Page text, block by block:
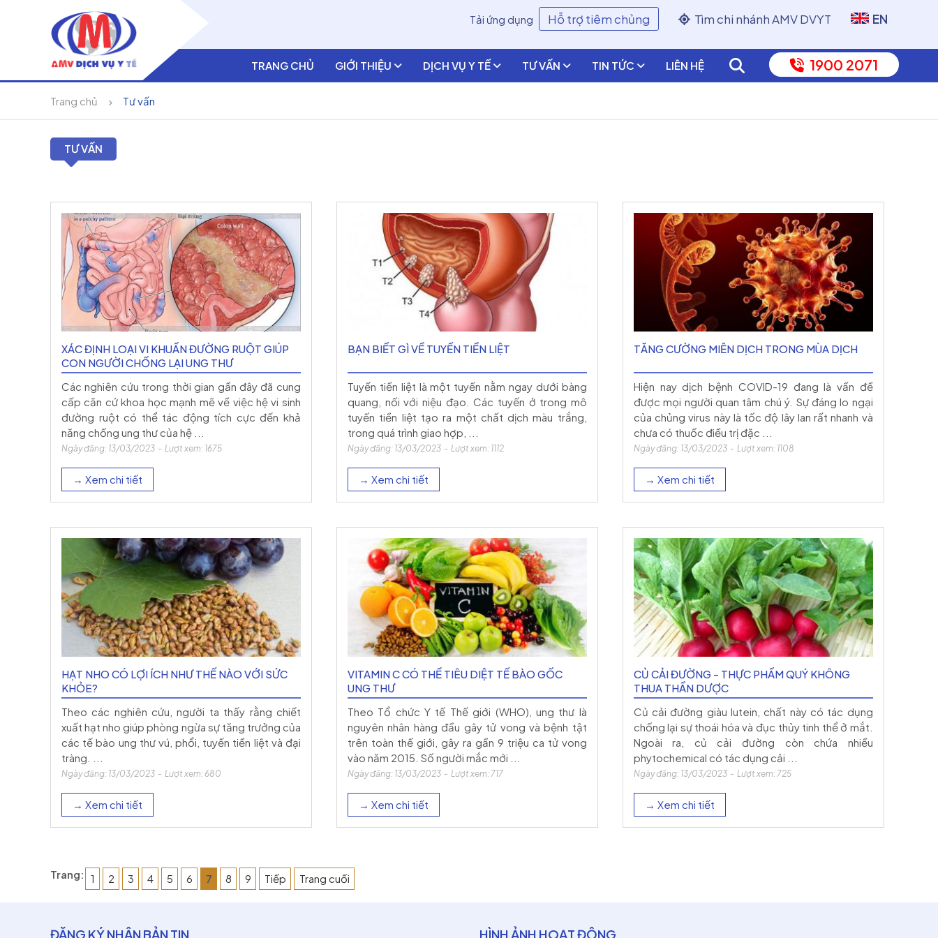
Tải ứng dụng Hỗ trợ tiêm chủng Tìm chi nhánh AMV DVYT EN
TRANG CHỦ GIỚI THIỆU DỊCH VỤ Y TẾ TƯ VẤN TIN TỨC LIÊN HỆ 1900 2071
Trang chủ Tư vấn
TƯ VẤN
XÁC ĐỊNH LOẠI VI KHUẨN ĐƯỜNG RUỘT GIÚP
CON NGƯỜI CHỐNG LẠI UNG THƯ
Các nghiên cứu trong thời gian gần đây đã cung
cấp căn cứ khoa học mạnh mẽ về việc hệ vi sinh
đường ruột có thể tác động tích cực đến khả
năng chống ung thư của hệ ...
Ngày đăng: 13/03/2023 - Lượt xem: 1675
→ Xem chi tiết
BẠN BIẾT GÌ VỀ TUYẾN TIỀN LIỆT
Tuyến tiền liệt là một tuyến nằm ngay dưới bàng
quang, nối với niệu đạo. Các tuyến ở trong mô
tuyến tiền liệt tạo ra một chất dịch màu trắng,
trong quá trình giao hợp, ...
Ngày đăng: 13/03/2023 - Lượt xem: 1112
→ Xem chi tiết
TĂNG CƯỜNG MIỄN DỊCH TRONG MÙA DỊCH
Hiện nay dịch bệnh COVID-19 đang là vấn đề
được mọi người quan tâm chú ý. Sự đáng lo ngại
của chủng virus này là tốc độ lây lan rất nhanh và
chưa có thuốc điều trị đặc ...
Ngày đăng: 13/03/2023 - Lượt xem: 1108
→ Xem chi tiết
HẠT NHO CÓ LỢI ÍCH NHƯ THẾ NÀO VỚI SỨC
KHỎE?
Theo các nghiên cứu, người ta thấy rằng chiết
xuất hạt nho giúp phòng ngừa sự tăng trưởng của
các tế bào ung thư vú, phổi, tuyến tiền liệt và đại
tràng. ...
Ngày đăng: 13/03/2023 - Lượt xem: 680
→ Xem chi tiết
VITAMIN C CÓ THỂ TIÊU DIỆT TẾ BÀO GỐC
UNG THƯ
Theo Tổ chức Y tế Thế giới (WHO), ung thư là
nguyên nhân hàng đầu gây tử vong và bệnh tật
trên toàn thế giới, gây ra gần 9 triệu ca tử vong
vào năm 2015. Số người mắc mới ...
Ngày đăng: 13/03/2023 - Lượt xem: 717
→ Xem chi tiết
CỦ CẢI ĐƯỜNG - THỰC PHẨM QUÝ KHÔNG
THUA THẦN DƯỢC
Củ cải đường giàu lutein, chất này có tác dụng
chống lại sự thoái hóa và đục thủy tinh thể ở mắt.
Ngoài ra, củ cải đường còn chứa nhiều
phytochemical có tác dụng cải ...
Ngày đăng: 13/03/2023 - Lượt xem: 725
→ Xem chi tiết
Trang: 1 2 3 4 5 6 7 8 9 Tiếp Trang cuối
ĐĂNG KÝ NHẬN BẢN TIN HÌNH ẢNH HOẠT ĐỘNG